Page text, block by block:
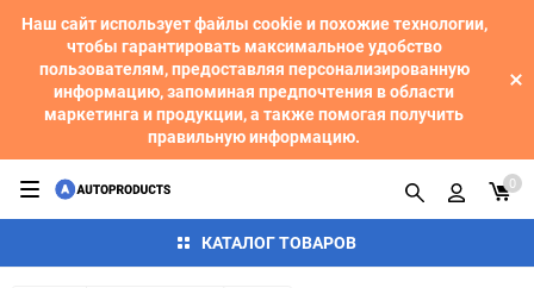
Наш сайт использует файлы cookie и похожие технологии,
чтобы гарантировать максимальное удобство
пользователям, предоставляя персонализированную
информацию, запоминая предпочтения в области
маркетинга и продукции, а также помогая получить
правильную информацию.
КАТАЛОГ ТОВАРОВ
0